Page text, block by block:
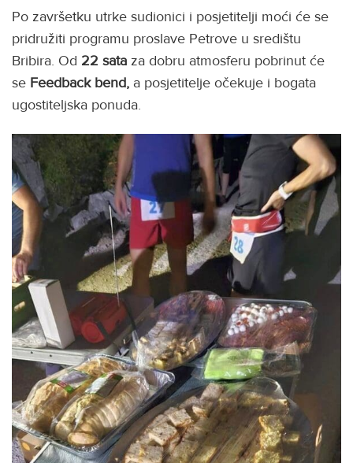
Po završetku utrke sudionici i posjetitelji moći će se
pridružiti programu proslave Petrove u središtu
Bribira. Od 22 sata za dobru atmosferu pobrinut će
se Feedback bend, a posjetitelje očekuje i bogata
ugostiteljska ponuda.